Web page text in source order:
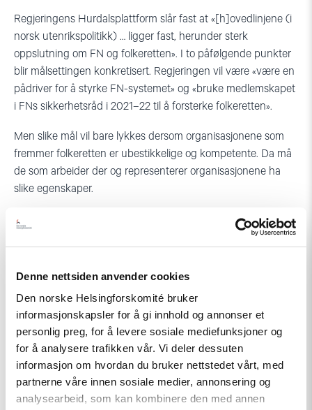
Denne nettsiden anvender cookies
Den norske Helsingforskomité bruker
informasjonskapsler for å gi innhold og annonser et
personlig preg, for å levere sosiale mediefunksjoner og
for å analysere trafikken vår. Vi deler dessuten
informasjon om hvordan du bruker nettstedet vårt, med
partnerne våre innen sosiale medier, annonsering og
analysearbeid, som kan kombinere den med annen
Regjeringens Hurdalsplattform slår fast at «[h]ovedlinjene (i
norsk utenrikspolitikk) … ligger fast, herunder sterk
oppslutning om FN og folkeretten». I to påfølgende punkter
blir målsettingen konkretisert. Regjeringen vil være «være en
pådriver for å styrke FN-systemet» og «bruke medlemskapet
i FNs sikkerhetsråd i 2021–22 til å forsterke folkeretten».
Men slike mål vil bare lykkes dersom organisasjonene som
fremmer folkeretten er ubestikkelige og kompetente. Da må
de som arbeider der og representerer organisasjonene ha
slike egenskaper.
Det er nokså selvsagt. En organisasjon som Interpol, som
skal bekjempe kriminalitet, kan ikke representeres av en
Det bør Norge si.